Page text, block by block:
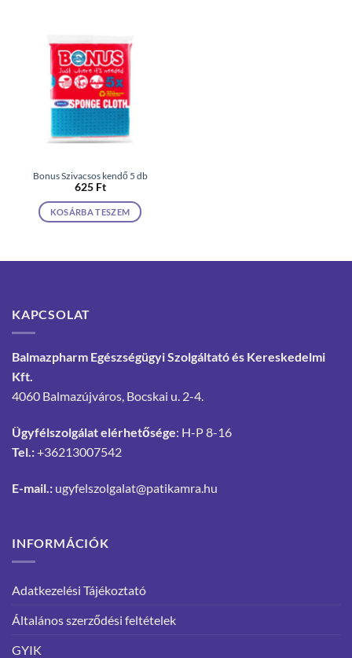
Bonus Szivacsos kendő 5 db
625 Ft
KOSÁRBA TESZEM
KAPCSOLAT
Balmazpharm Egészségügyi Szolgáltató és Kereskedelmi
Kft.
4060 Balmazújváros, Bocskai u. 2-4.
Ügyfélszolgálat elérhetősége: H-P 8-16
Tel.:+36213007542
E-mail.: ugyfelszolgalat@patikamra.hu
INFORMÁCIÓK
Adatkezelési Tájékoztató
Általános szerződési feltételek
GYIK